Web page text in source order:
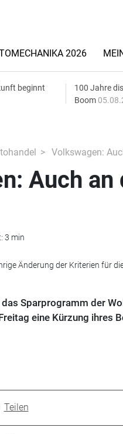
2026
beginnt
100 Jahre
Boom
Volkswagen:
Auch
3 min
Änderung der Kriterien für
Sparprogramm der
eine Kürzung ihres
Teilen